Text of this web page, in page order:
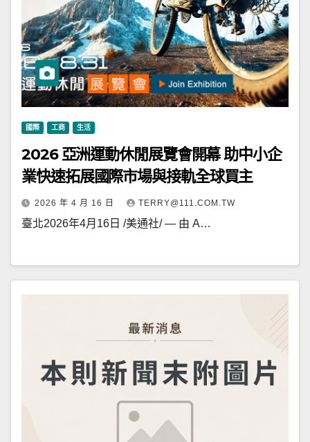
國際 工商 生活
2026 亞洲運動休閒展覽會開幕 助中小企
業快速拓展國際市場與接軌全球買主
2026 年 4 月 16 日 TERRY@111.COM.TW
臺北2026年4月16日 /美通社/ — 由 A…